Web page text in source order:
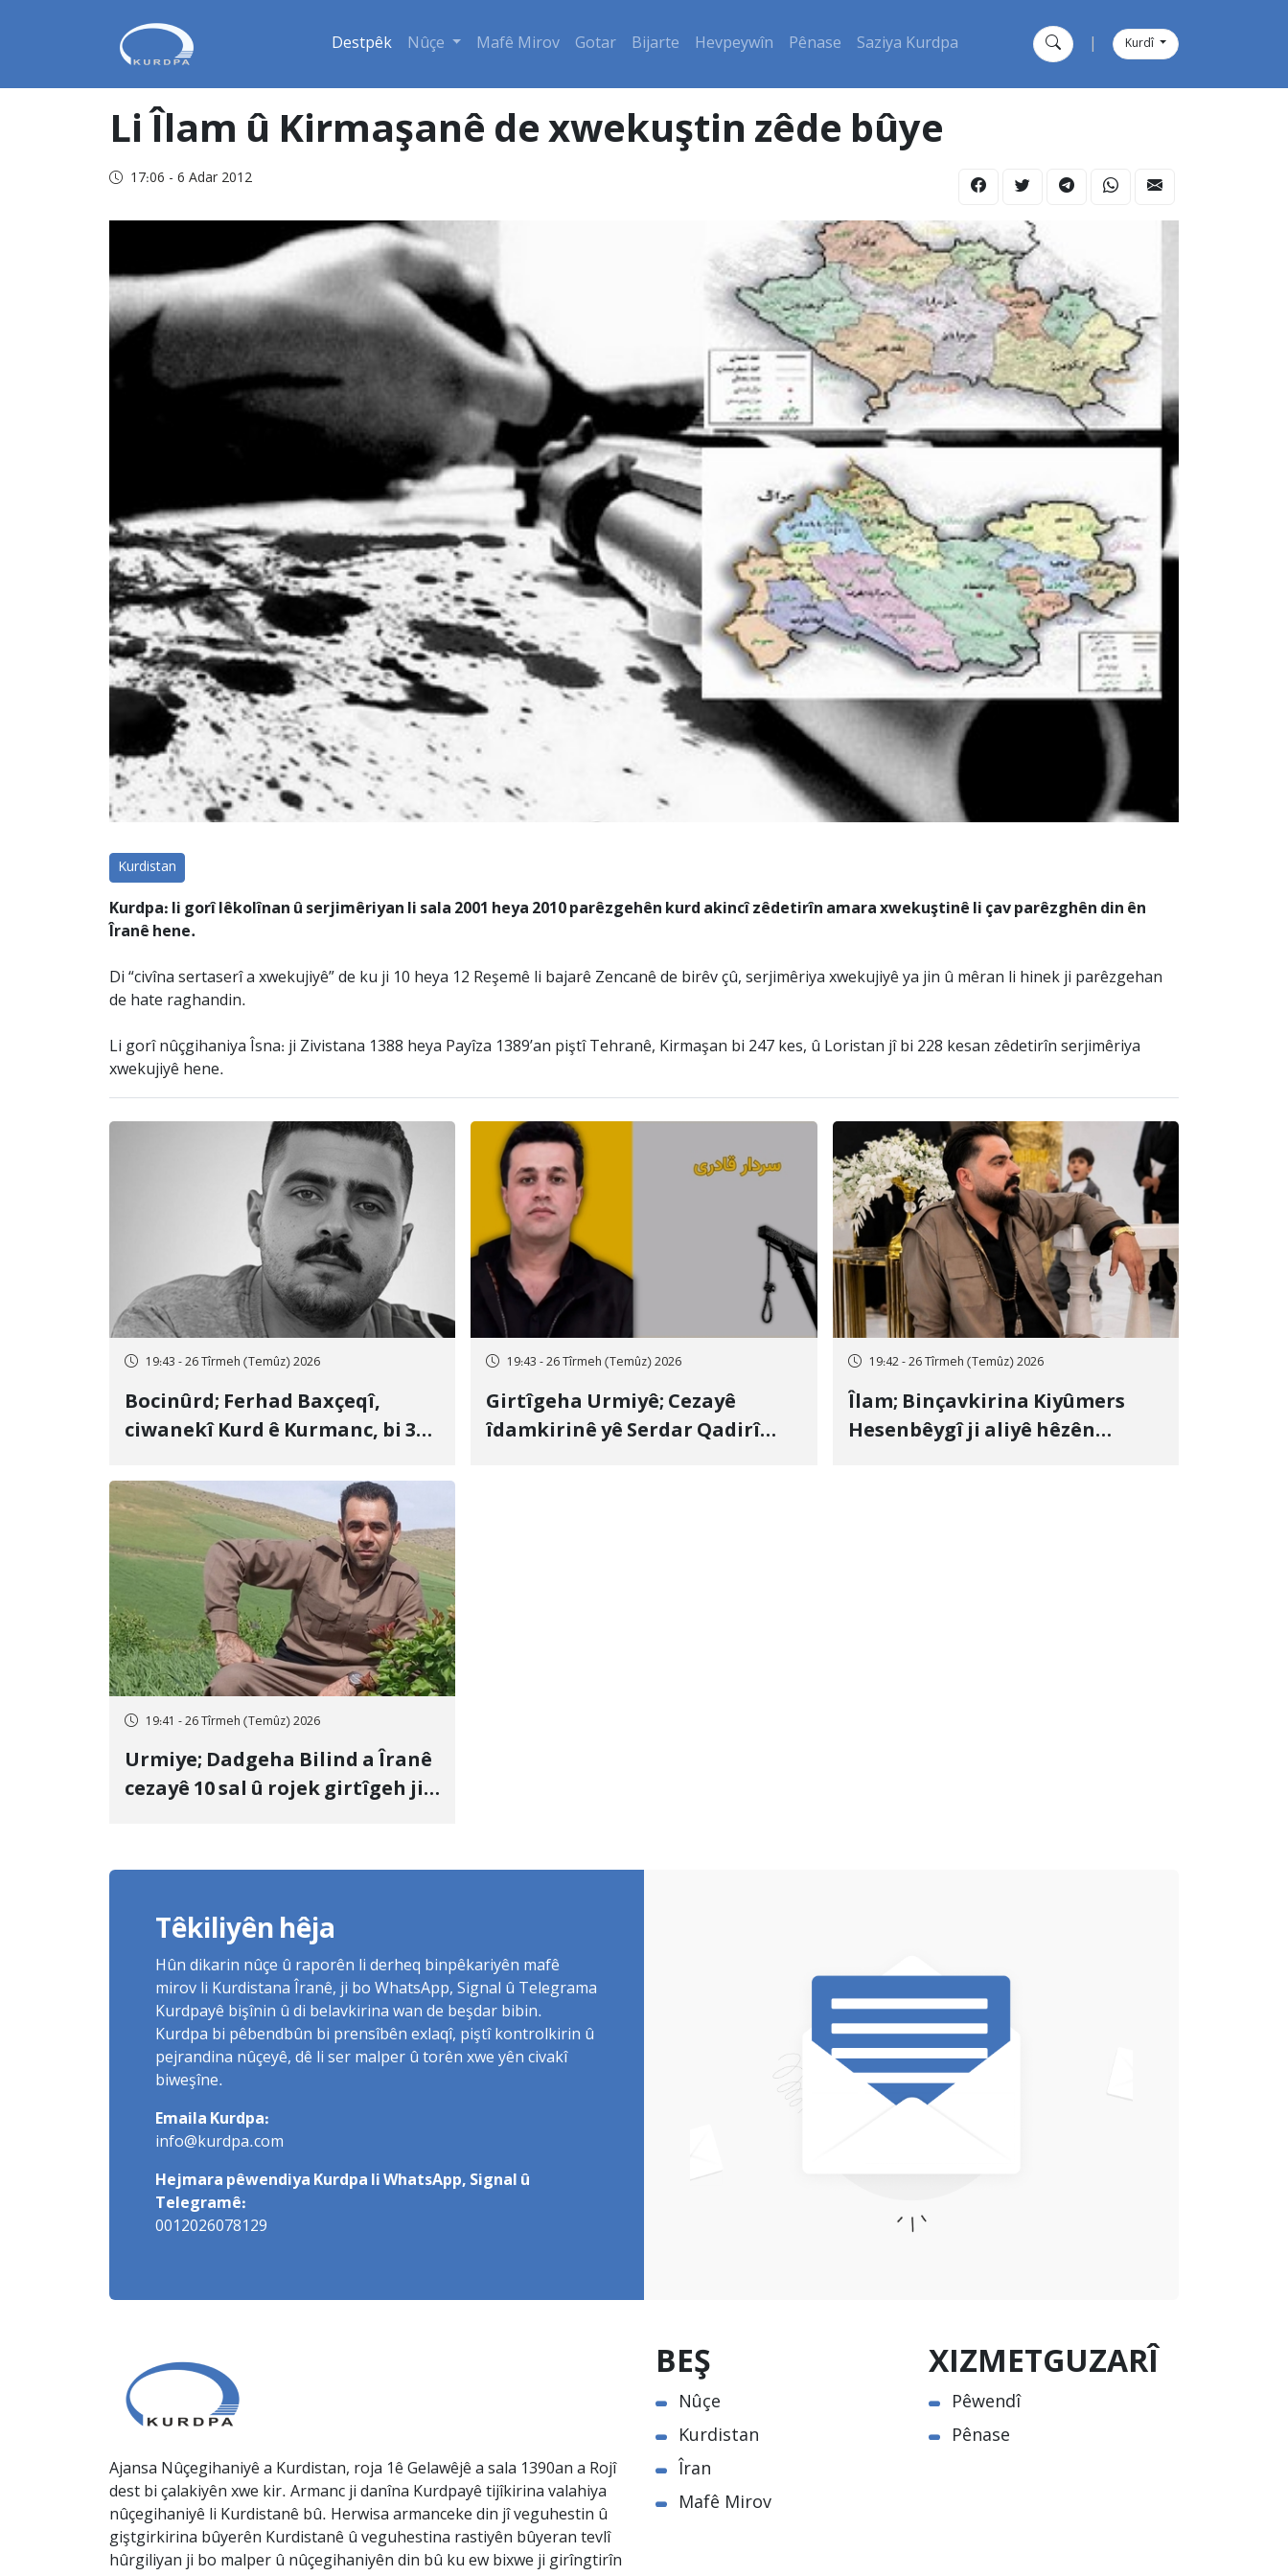
Destpêk Nûçe Mafê Mirov Gotar Bijarte Hevpeywîn Pênase Saziya Kurdpa Kurdî
Li Îlam û Kirmaşanê de xwekuştin zêde bûye
17:06 - 6 Adar 2012
Kurdistan
Kurdpa: li gorî lêkolînan û serjimêriyan li sala 2001 heya 2010 parêzgehên kurd akincî zêdetirîn amara xwekuştinê li çav parêzghên din ên
Îranê hene.
Di “civîna sertaserî a xwekujiyê” de ku ji 10 heya 12 Reşemê li bajarê Zencanê de birêv çû, serjimêriya xwekujiyê ya jin û mêran li hinek ji parêzgehan
de hate raghandin.
Li gorî nûçgihaniya Îsna: ji Zivistana 1388 heya Payîza 1389’an piştî Tehranê, Kirmaşan bi 247 kes, û Loristan jî bi 228 kesan zêdetirîn serjimêriya
xwekujiyê hene.
19:43 - 26 Tîrmeh (Temûz) 2026
Bocinûrd; Ferhad Baxçeqî,
ciwanekî Kurd ê Kurmanc, bi 3
cezakirin
19:43 - 26 Tîrmeh (Temûz) 2026
Girtîgeha Urmiyê; Cezayê
îdamkirinê yê Serdar Qadirî
19:42 - 26 Tîrmeh (Temûz) 2026
Îlam; Binçavkirina Kiyûmers
Hesenbêygî ji aliyê hêzên
19:41 - 26 Tîrmeh (Temûz) 2026
Urmiye; Dadgeha Bilind a Îranê
cezayê 10 sal û rojek girtîgeh ji
Têkiliyên hêja
Hûn dikarin nûçe û raporên li derheq binpêkariyên mafê
mirov li Kurdistana Îranê, ji bo WhatsApp, Signal û Telegrama
Kurdpayê bişînin û di belavkirina wan de beşdar bibin.
Kurdpa bi pêbendbûn bi prensîbên exlaqî, piştî kontrolkirin û
pejrandina nûçeyê, dê li ser malper û torên xwe yên civakî
biweşîne.
Emaila Kurdpa:
info@kurdpa.com
Hejmara pêwendiya Kurdpa li WhatsApp, Signal û
Telegramê:
0012026078129
Ajansa Nûçegihaniyê a Kurdistan, roja 1ê Gelawêjê a sala 1390an a Rojî
dest bi çalakiyên xwe kir. Armanc ji danîna Kurdpayê tijîkirina valahiya
nûçegihaniyê li Kurdistanê bû. Herwisa armanceke din jî veguhestin û
giştgirkirina bûyerên Kurdistanê û veguhestina rastiyên bûyeran tevlî
hûrgiliyan ji bo malper û nûçegihaniyên din bû ku ew bixwe ji girîngtirîn
BEŞ
Nûçe
Kurdistan
Îran
Mafê Mirov
XIZMETGUZARÎ
Pêwendî
Pênase